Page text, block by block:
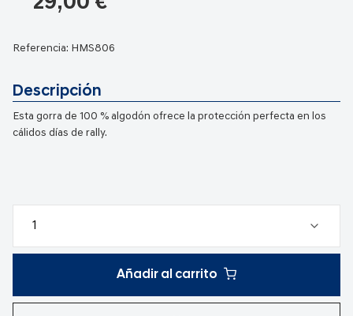
Referencia: HMS806
Descripción
Esta gorra de 100 % algodón ofrece la protección perfecta en los
cálidos días de rally.
Añadir al carrito
imágenes